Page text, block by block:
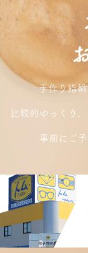
手作り指
比較的ゆっくり
事前にご